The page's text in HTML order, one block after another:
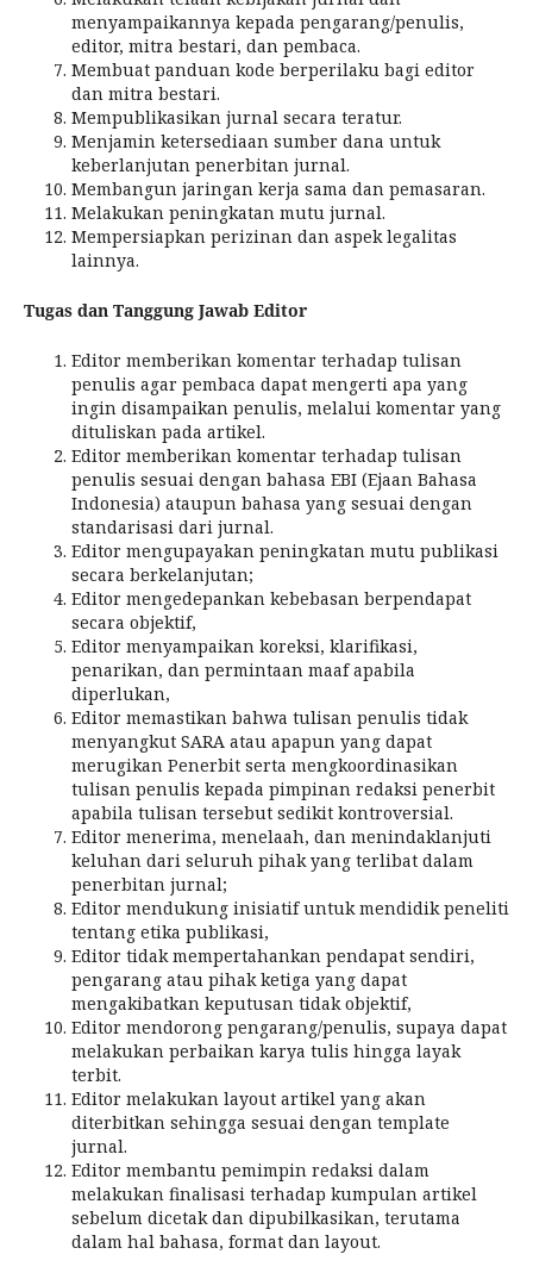
menyampaikannya kepada pengarang/penulis,
editor, mitra bestari, dan pembaca.
Membuat panduan kode berperilaku bagi editor
dan mitra bestari.
Mempublikasikan jurnal secara teratur.
Menjamin ketersediaan sumber dana untuk
keberlanjutan penerbitan jurnal.
Membangun jaringan kerja sama dan pemasaran.
Melakukan peningkatan mutu jurnal.
Mempersiapkan perizinan dan aspek legalitas
lainnya.
Tugas dan Tanggung Jawab Editor
Editor memberikan komentar terhadap tulisan
penulis agar pembaca dapat mengerti apa yang
ingin disampaikan penulis, melalui komentar yang
dituliskan pada artikel.
Editor memberikan komentar terhadap tulisan
penulis sesuai dengan bahasa EBI (Ejaan Bahasa
Indonesia) ataupun bahasa yang sesuai dengan
standarisasi dari jurnal.
Editor mengupayakan peningkatan mutu publikasi
secara berkelanjutan;
Editor mengedepankan kebebasan berpendapat
secara objektif,
Editor menyampaikan koreksi, klarifikasi,
penarikan, dan permintaan maaf apabila
diperlukan,
Editor memastikan bahwa tulisan penulis tidak
menyangkut SARA atau apapun yang dapat
merugikan Penerbit serta mengkoordinasikan
tulisan penulis kepada pimpinan redaksi penerbit
apabila tulisan tersebut sedikit kontroversial.
Editor menerima, menelaah, dan menindaklanjuti
keluhan dari seluruh pihak yang terlibat dalam
penerbitan jurnal;
Editor mendukung inisiatif untuk mendidik peneliti
tentang etika publikasi,
Editor tidak mempertahankan pendapat sendiri,
pengarang atau pihak ketiga yang dapat
mengakibatkan keputusan tidak objektif,
Editor mendorong pengarang/penulis, supaya dapat
melakukan perbaikan karya tulis hingga layak
terbit.
Editor melakukan layout artikel yang akan
diterbitkan sehingga sesuai dengan template
jurnal.
Editor membantu pemimpin redaksi dalam
melakukan finalisasi terhadap kumpulan artikel
sebelum dicetak dan dipubilkasikan, terutama
dalam hal bahasa, format dan layout.